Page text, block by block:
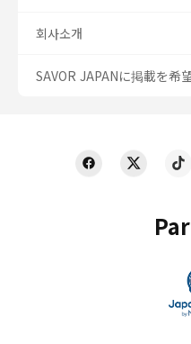
회사소개
SAVOR JAPANに掲載を希